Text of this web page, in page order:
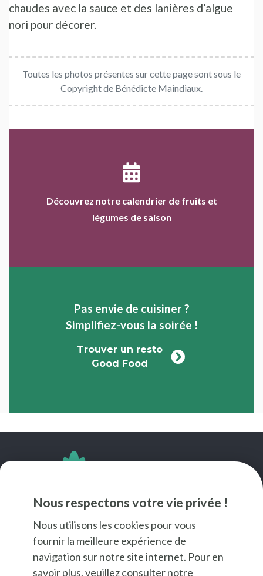
Nous respectons votre vie privée !
Nous utilisons les cookies pour vous
fournir la meilleure expérience de
navigation sur notre site internet. Pour en
savoir plus, veuillez consulter notre
chaudes avec la sauce et des lanières d’algue
nori pour décorer.
Toutes les photos présentes sur cette page sont sous le
Copyright de Bénédicte Maindiaux.
Découvrez notre calendrier de fruits et
légumes de saison
Pas envie de cuisiner ?
Simplifiez-vous la soirée !
Trouver un resto
Good Food